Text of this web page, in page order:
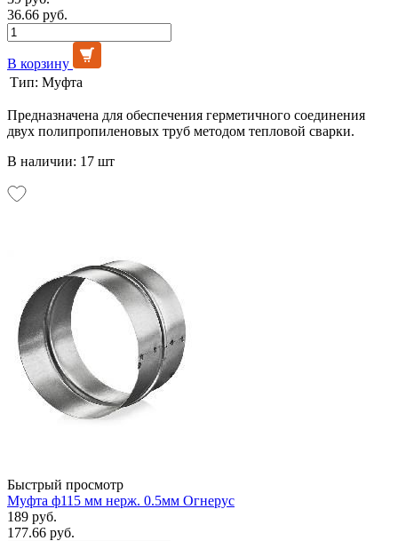
36.66 руб.
В корзину
Тип: Муфта
Предназначена для обеспечения герметичного соединения
двух полипропиленовых труб методом тепловой сварки.
В наличии: 17 шт
Быстрый просмотр
Муфта ф115 мм нерж. 0.5мм Огнерус
189 руб.
177.66 руб.